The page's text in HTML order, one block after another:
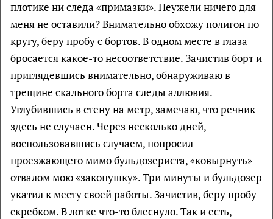
плотике ни следа «примазки». Неужели ничего для
меня не оставили? Внимательно обхожу полигон по
кругу, беру пробу с бортов. В одном месте в глаза
бросается какое-то несоответствие. Зачистив борт и
приглядевшись внимательно, обнаруживаю в
трещине скального борта следы аллювия.
Углубившись в стену на метр, замечаю, что речник
здесь не случаен. Через несколько дней,
воспользовавшись случаем, попросил
проезжающего мимо бульдозериста, «ковырнуть»
отвалом мою «закопушку». Три минуты и бульдозер
укатил к месту своей работы. Зачистив, беру пробу
скребком. В лотке что-то блеснуло. Так и есть,